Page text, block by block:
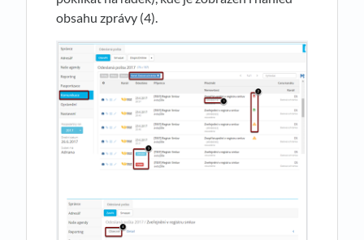
obsahu zprávy (4).